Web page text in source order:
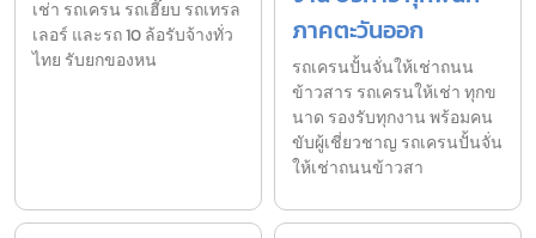
เช่า รถเครน รถเฮี๊ยบ รถเทรล
เลอร์ และรถ 10 ล้อรับจ้างทั่ว
ไทย รับยกของหน
ภาคตะวันออก
รถเครนปั้นจั่นให้เช่าถนน
ข้าวสาร รถเครนให้เช่า ทุกข
นาด รองรับทุกงาน พร้อมคน
ขับผู้เชี่ยวชาญ รถเครนปั้นจั่น
ให้เช่าถนนข้าวสา